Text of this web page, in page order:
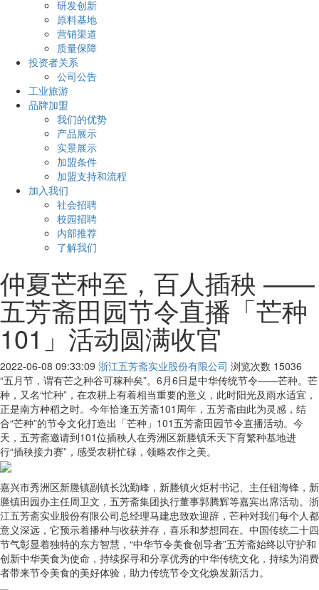
研发创新
原料基地
营销渠道
质量保障
投资者关系
公司公告
工业旅游
品牌加盟
我们的优势
产品展示
实景展示
加盟条件
加盟支持和流程
加入我们
社会招聘
校园招聘
内部推荐
了解我们
仲夏芒种至，百人插秧 ——
五芳斋田园节令直播「芒种
101」活动圆满收官
2022-06-08 09:33:09 浙江五芳斋实业股份有限公司 浏览次数 15036
“五月节，谓有芒之种谷可稼种矣”。6月6日是中华传统节令——芒种。芒
种，又名“忙种”，在农耕上有着相当重要的意义，此时阳光及雨水适宜，
正是南方种稻之时。今年恰逢五芳斋101周年，五芳斋由此为灵感，结
合“芒种”的节令文化打造出「芒种」101五芳斋田园节令直播活动。今
天，五芳斋邀请到101位插秧人在秀洲区新塍镇禾天下育繁种基地进
行“插秧接力赛”，感受农耕忙碌，领略农作之美。
嘉兴市秀洲区新塍镇副镇长沈勤峰，新塍镇火炬村书记、主任钮海锋，新
塍镇田园办主任周卫文，五芳斋集团执行董事郭腾辉等嘉宾出席活动。浙
江五芳斋实业股份有限公司总经理马建忠致欢迎辞，芒种对我们每个人都
意义深远，它预示着播种与收获并存，喜乐和梦想同在。中国传统二十四
节气彰显着独特的东方智慧，“中华节令美食创导者”五芳斋始终以守护和
创新中华美食为使命，持续探寻和分享优秀的中华传统文化，持续为消费
者带来节令美食的美好体验，助力传统节令文化焕发新活力。